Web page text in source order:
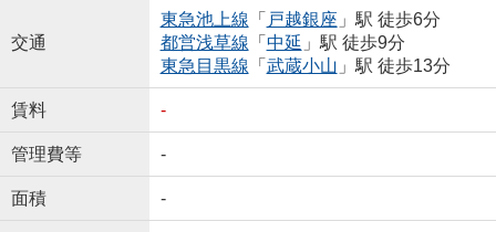
交通
東急池上線 「 戸越銀座 」駅 徒歩6分
都営浅草線 「 中延 」駅 徒歩9分
東急目黒線 「 武蔵小山 」駅 徒歩13分
賃料 -
管理費等 -
面積 -